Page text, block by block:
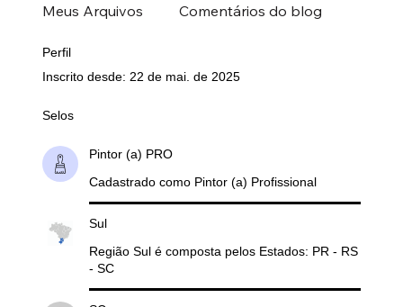
Meus Arquivos Comentários do blog
Perfil
Inscrito desde: 22 de mai. de 2025
Selos
Pintor (a) PRO
Cadastrado como Pintor (a) Profissional
Sul
Região Sul é composta pelos Estados: PR - RS
- SC